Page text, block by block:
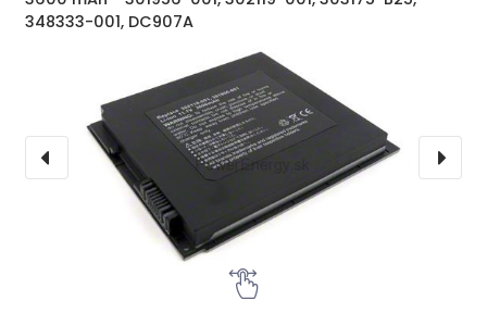
348333-001, DC907A